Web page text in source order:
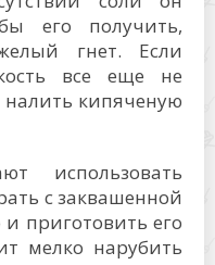
его получить,
гнет. Если
все еще не
кипяченую
использовать
с заквашенной
приготовить его
мелко нарубить